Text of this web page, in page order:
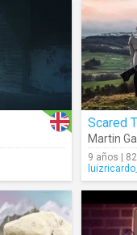
Scared
Martin
9 años |